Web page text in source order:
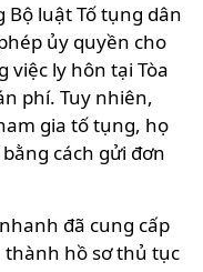
luật Tố tụng dân
ủy quyền cho
ly hôn tại Tòa
phí. Tuy nhiên,
gia tố tụng, họ
cách gửi đơn
đã cung cấp
hồ sơ thủ tục